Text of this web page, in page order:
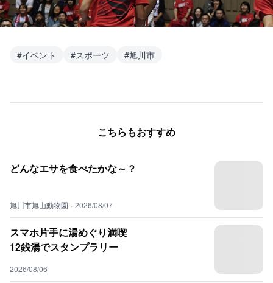
#イベント #スポーツ #旭川市
こちらもおすすめ
どんなエサを食べたかな～？
旭川市旭山動物園 · 2026/08/07
スマホ片手に湯めぐり満喫
12銭湯でスタンプラリー
2026/08/06